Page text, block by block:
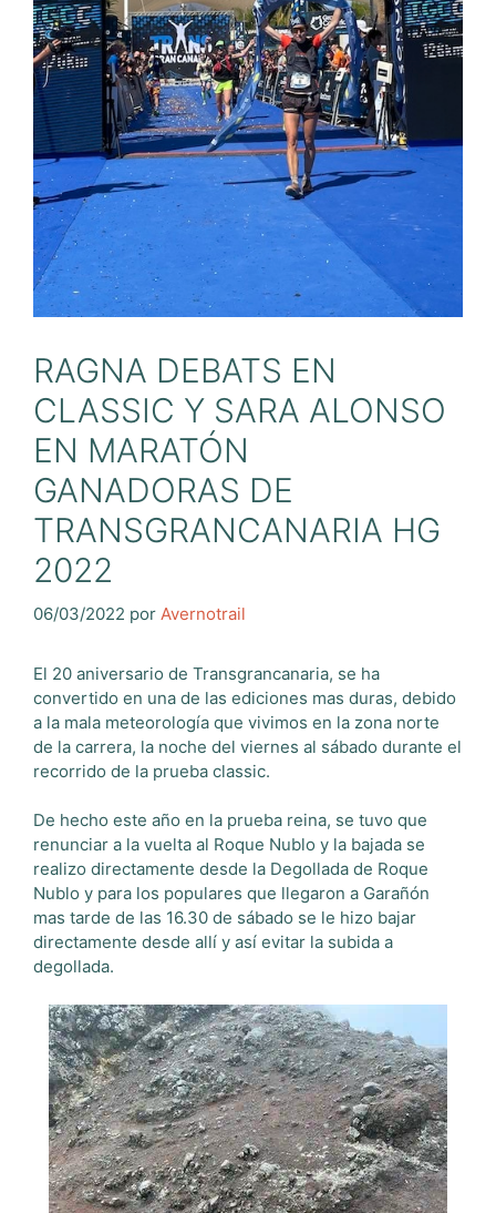
RAGNA DEBATS EN
CLASSIC Y SARA ALONSO
EN MARATÓN
GANADORAS DE
TRANSGRANCANARIA HG
2022
06/03/2022 por Avernotrail
El 20 aniversario de Transgrancanaria, se ha
convertido en una de las ediciones mas duras, debido
a la mala meteorología que vivimos en la zona norte
de la carrera, la noche del viernes al sábado durante el
recorrido de la prueba classic.
De hecho este año en la prueba reina, se tuvo que
renunciar a la vuelta al Roque Nublo y la bajada se
realizo directamente desde la Degollada de Roque
Nublo y para los populares que llegaron a Garañón
mas tarde de las 16.30 de sábado se le hizo bajar
directamente desde allí y así evitar la subida a
degollada.